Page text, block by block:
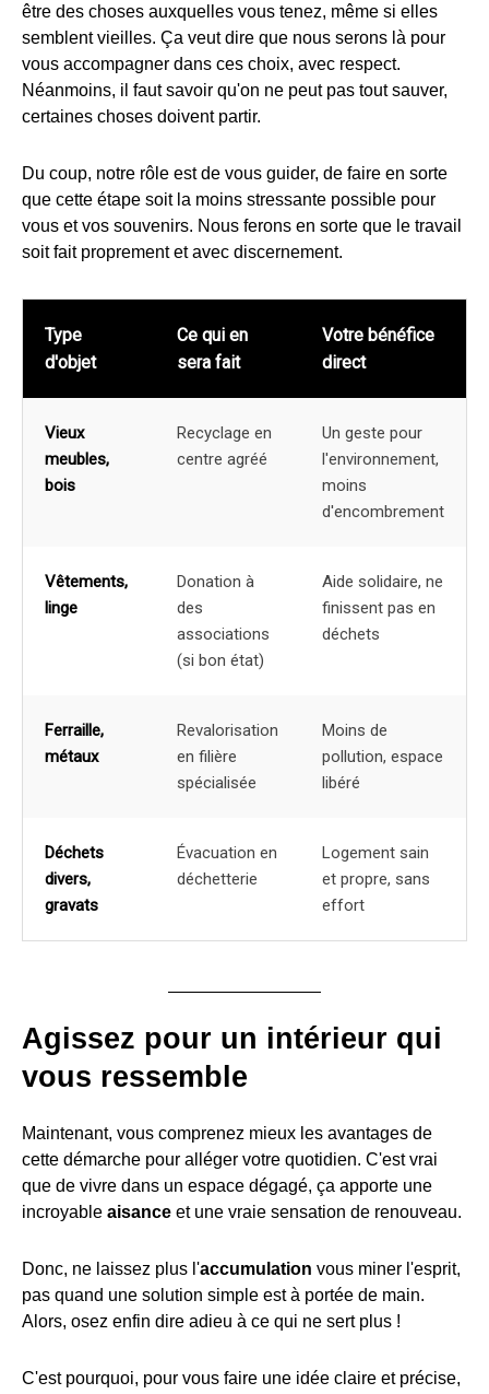
être des choses auxquelles vous tenez, même si elles
semblent vieilles. Ça veut dire que nous serons là pour
vous accompagner dans ces choix, avec respect.
Néanmoins, il faut savoir qu'on ne peut pas tout sauver,
certaines choses doivent partir.
Du coup, notre rôle est de vous guider, de faire en sorte
que cette étape soit la moins stressante possible pour
vous et vos souvenirs. Nous ferons en sorte que le travail
soit fait proprement et avec discernement.
Type
d'objet
Ce qui en
sera fait
Votre bénéfice
direct
Vieux
meubles,
bois
Recyclage en
centre agréé
Un geste pour
l'environnement,
moins
d'encombrement
Vêtements,
linge
Donation à
des
associations
(si bon état)
Aide solidaire, ne
finissent pas en
déchets
Ferraille,
métaux
Revalorisation
en filière
spécialisée
Moins de
pollution, espace
libéré
Déchets
divers,
gravats
Évacuation en
déchetterie
Logement sain
et propre, sans
effort
Agissez pour un intérieur qui
vous ressemble
Maintenant, vous comprenez mieux les avantages de
cette démarche pour alléger votre quotidien. C'est vrai
que de vivre dans un espace dégagé, ça apporte une
incroyable aisance et une vraie sensation de renouveau.
Donc, ne laissez plus l'accumulation vous miner l'esprit,
pas quand une solution simple est à portée de main.
Alors, osez enfin dire adieu à ce qui ne sert plus !
C'est pourquoi, pour vous faire une idée claire et précise,